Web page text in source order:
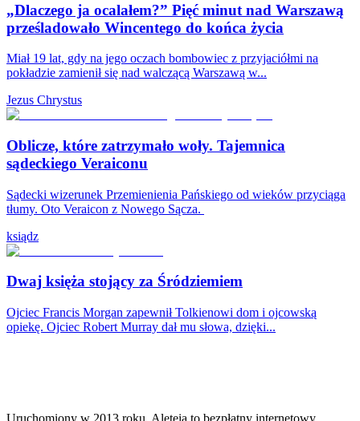
„Dlaczego ja ocalałem?” Pięć minut nad Warszawą
prześladowało Wincentego do końca życia
Miał 19 lat, gdy na jego oczach bombowiec z przyjaciółmi na
pokładzie zamienił się nad walczącą Warszawą w...
Jezus Chrystus
Oblicze, które zatrzymało woły. Tajemnica
sądeckiego Veraiconu
Sądecki wizerunek Przemienienia Pańskiego od wieków przyciąga
tłumy. Oto Veraicon z Nowego Sącza.
ksiądz
Dwaj księża stojący za Śródziemiem
Ojciec Francis Morgan zapewnił Tolkienowi dom i ojcowską
opiekę. Ojciec Robert Murray dał mu słowa, dzięki...